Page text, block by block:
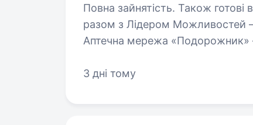
Повна зайнятість. Також готові взяти студента.
разом з Лідером
Аптечна мережа «Подорожник»
3 дні тому